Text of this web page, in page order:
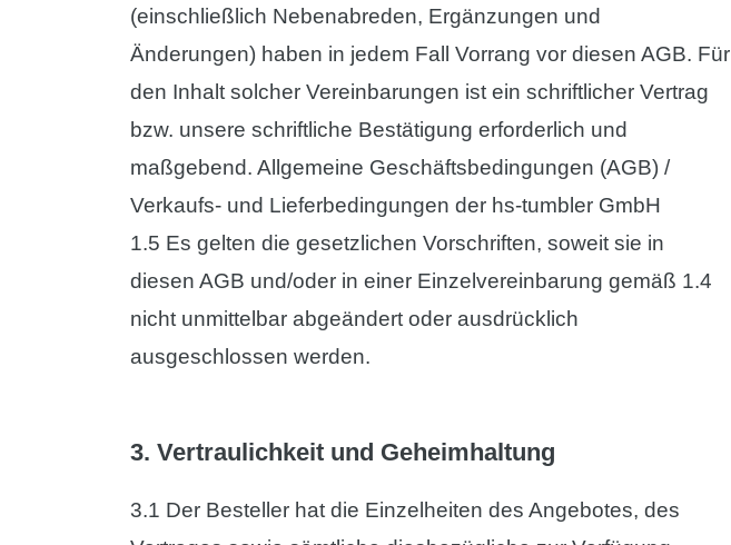
(einschließlich Nebenabreden, Ergänzungen und
Änderungen) haben in jedem Fall Vorrang vor diesen AGB. Für
den Inhalt solcher Vereinbarungen ist ein schriftlicher Vertrag
bzw. unsere schriftliche Bestätigung erforderlich und
maßgebend. Allgemeine Geschäftsbedingungen (AGB) /
Verkaufs- und Lieferbedingungen der hs-tumbler GmbH
1.5 Es gelten die gesetzlichen Vorschriften, soweit sie in
diesen AGB und/oder in einer Einzelvereinbarung gemäß 1.4
nicht unmittelbar abgeändert oder ausdrücklich
ausgeschlossen werden.
3. Vertraulichkeit und Geheimhaltung
3.1 Der Besteller hat die Einzelheiten des Angebotes, des